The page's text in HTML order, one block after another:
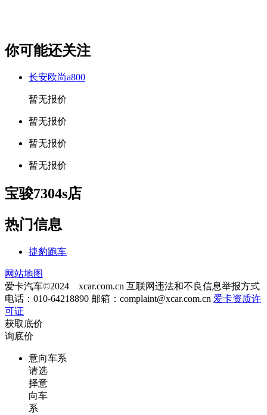
你可能还关注
长安欧尚a800
暂无报价
暂无报价
暂无报价
暂无报价
宝骏7304s店
热门信息
捷豹跑车
网站地图
爱卡汽车©2024 xcar.com.cn 互联网违法和不良信息举报方式
电话：010-64218890 邮箱： complaint@xcar.com.cn 爱卡资质许
可证
获取底价
询底价
意向车系
请选
择意
向车
系